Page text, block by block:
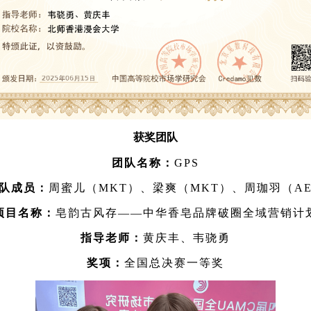
获奖团队
团队名称 ： GPS
成员： 周蜜儿（MKT）、梁爽（MKT）、周珈羽（
目名称： 皂韵古风存——中华香皂品牌破圈全域营销计
指导老师： 黄庆丰、韦骁勇
奖项： 全国总决赛一等奖